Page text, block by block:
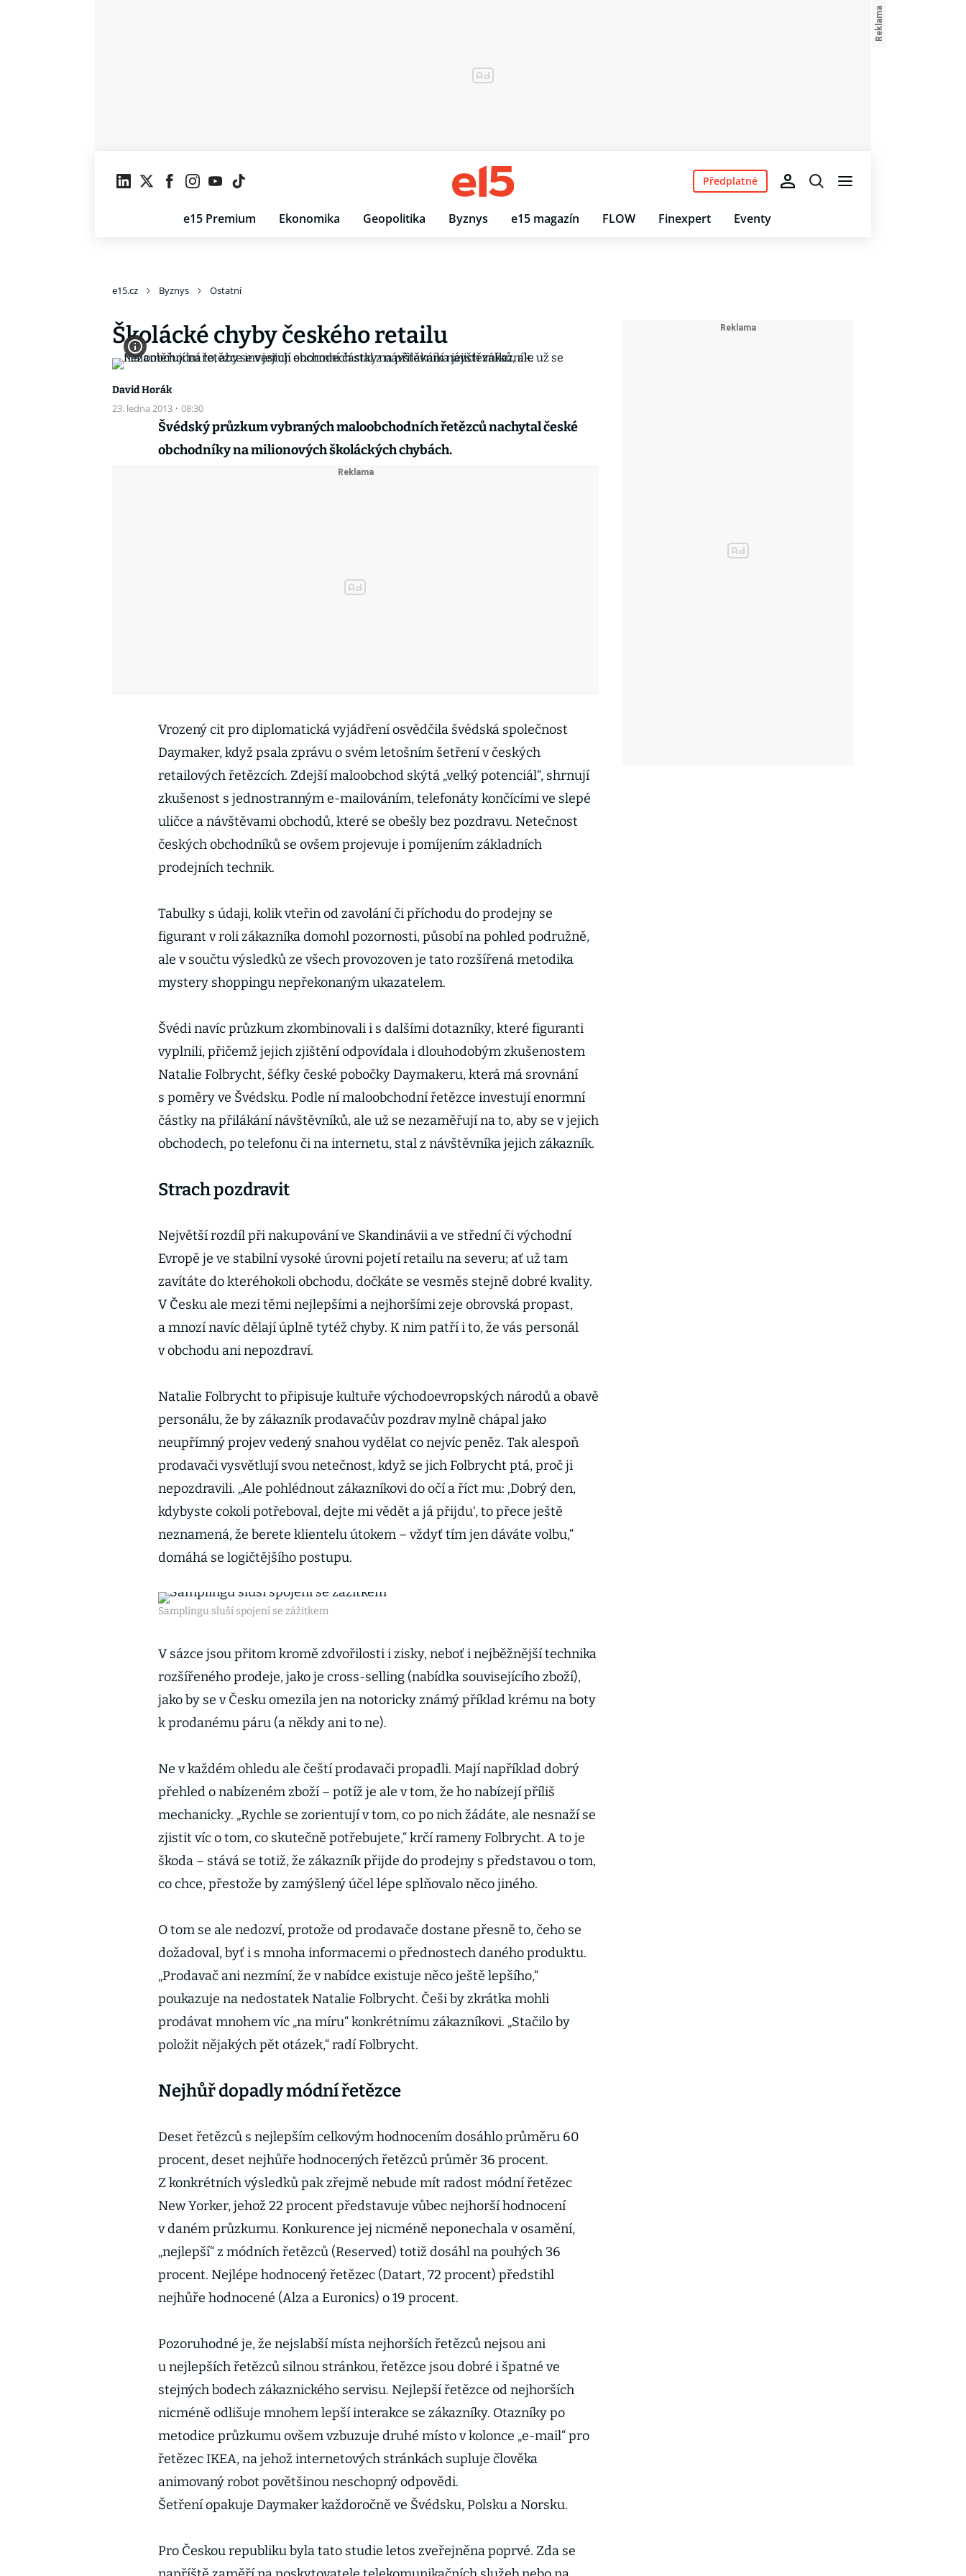
e15 Premium Ekonomika Geopolitika Byznys e15 magazín FLOW Finexpert Eventy
Předplatné
e15.cz Byznys Ostatní
Školácké chyby českého retailu
David Horák
23. ledna 2013 · 08:30
Švédský průzkum vybraných maloobchodních řetězců nachytal české
obchodníky na milionových školáckých chybách.
Vrozený cit pro diplomatická vyjádření osvědčila švédská společnost
Daymaker, když psala zprávu o svém letošním šetření v českých
retailových řetězcích. Zdejší maloobchod skýtá „velký potenciál“, shrnují
zkušenost s jednostranným e-mailováním, telefonáty končícími ve slepé
uličce a návštěvami obchodů, které se obešly bez pozdravu. Netečnost
českých obchodníků se ovšem projevuje i pomíjením základních
prodejních technik.
Tabulky s údaji, kolik vteřin od zavolání či příchodu do prodejny se
figurant v roli zákazníka domohl pozornosti, působí na pohled podružně,
ale v součtu výsledků ze všech provozoven je tato rozšířená metodika
mystery shoppingu nepřekonaným ukazatelem.
Švédi navíc průzkum zkombinovali i s dalšími dotazníky, které figuranti
vyplnili, přičemž jejich zjištění odpovídala i dlouhodobým zkušenostem
Natalie Folbrycht, šéfky české pobočky Daymakeru, která má srovnání
s poměry ve Švédsku. Podle ní maloobchodní řetězce investují enormní
částky na přilákání návštěvníků, ale už se nezaměřují na to, aby se v jejich
obchodech, po telefonu či na internetu, stal z návštěvníka jejich zákazník.
Strach pozdravit
Největší rozdíl při nakupování ve Skandinávii a ve střední či východní
Evropě je ve stabilní vysoké úrovni pojetí retailu na severu; ať už tam
zavítáte do kteréhokoli obchodu, dočkáte se vesměs stejně dobré kvality.
V Česku ale mezi těmi nejlepšími a nejhoršími zeje obrovská propast,
a mnozí navíc dělají úplně tytéž chyby. K nim patří i to, že vás personál
v obchodu ani nepozdraví.
Natalie Folbrycht to připisuje kultuře východoevropských národů a obavě
personálu, že by zákazník prodavačův pozdrav mylně chápal jako
neupřímný projev vedený snahou vydělat co nejvíc peněz. Tak alespoň
prodavači vysvětlují svou netečnost, když se jich Folbrycht ptá, proč ji
nepozdravili. „Ale pohlédnout zákazníkovi do očí a říct mu: ‚Dobrý den,
kdybyste cokoli potřeboval, dejte mi vědět a já přijdu‘, to přece ještě
neznamená, že berete klientelu útokem – vždyť tím jen dáváte volbu,“
domáhá se logičtějšího postupu.
Samplingu sluší spojení se zážitkem
V sázce jsou přitom kromě zdvořilosti i zisky, neboť i nejběžnější technika
rozšířeného prodeje, jako je cross-selling (nabídka souvisejícího zboží),
jako by se v Česku omezila jen na notoricky známý příklad krému na boty
k prodanému páru (a někdy ani to ne).
Ne v každém ohledu ale čeští prodavači propadli. Mají například dobrý
přehled o nabízeném zboží – potíž je ale v tom, že ho nabízejí příliš
mechanicky. „Rychle se zorientují v tom, co po nich žádáte, ale nesnaží se
zjistit víc o tom, co skutečně potřebujete,“ krčí rameny Folbrycht. A to je
škoda – stává se totiž, že zákazník přijde do prodejny s představou o tom,
co chce, přestože by zamýšlený účel lépe splňovalo něco jiného.
O tom se ale nedozví, protože od prodavače dostane přesně to, čeho se
dožadoval, byť i s mnoha informacemi o přednostech daného produktu.
„Prodavač ani nezmíní, že v nabídce existuje něco ještě lepšího,“
poukazuje na nedostatek Natalie Folbrycht. Češi by zkrátka mohli
prodávat mnohem víc „na míru“ konkrétnímu zákazníkovi. „Stačilo by
položit nějakých pět otázek,“ radí Folbrycht.
Nejhůř dopadly módní řetězce
Deset řetězců s nejlepším celkovým hodnocením dosáhlo průměru 60
procent, deset nejhůře hodnocených řetězců průměr 36 procent.
Z konkrétních výsledků pak zřejmě nebude mít radost módní řetězec
New Yorker, jehož 22 procent představuje vůbec nejhorší hodnocení
v daném průzkumu. Konkurence jej nicméně neponechala v osamění,
„nejlepší“ z módních řetězců (Reserved) totiž dosáhl na pouhých 36
procent. Nejlépe hodnocený řetězec (Datart, 72 procent) předstihl
nejhůře hodnocené (Alza a Euronics) o 19 procent.
Pozoruhodné je, že nejslabší místa nejhorších řetězců nejsou ani
u nejlepších řetězců silnou stránkou, řetězce jsou dobré i špatné ve
stejných bodech zákaznického servisu. Nejlepší řetězce od nejhorších
nicméně odlišuje mnohem lepší interakce se zákazníky. Otazníky po
metodice průzkumu ovšem vzbuzuje druhé místo v kolonce „e-mail“ pro
řetězec IKEA, na jehož internetových stránkách supluje člověka
animovaný robot povětšinou neschopný odpovědi.
Šetření opakuje Daymaker každoročně ve Švédsku, Polsku a Norsku.
Pro Českou republiku byla tato studie letos zveřejněna poprvé. Zda se